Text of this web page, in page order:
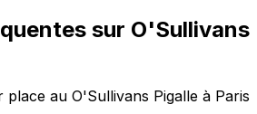
sur O'Sullivans
place au O'Sullivans Pigalle à Paris